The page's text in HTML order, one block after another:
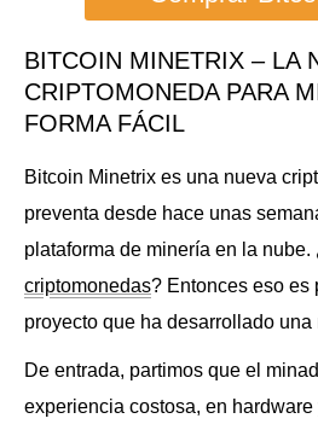
BITCOIN MINETRIX – LA
CRIPTOMONEDA PARA
FORMA FÁCIL
Bitcoin Minetrix es una nueva
preventa desde hace unas
plataforma de minería en la nube.
criptomonedas? Entonces eso es
proyecto que ha desarrollado una
De entrada, partimos que el
experiencia costosa, en